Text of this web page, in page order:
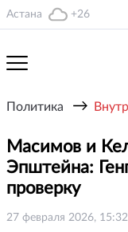
Астана +26
Политика →
Масимов и
Эпштейна:
проверку
27 февраля 2026, 15:32